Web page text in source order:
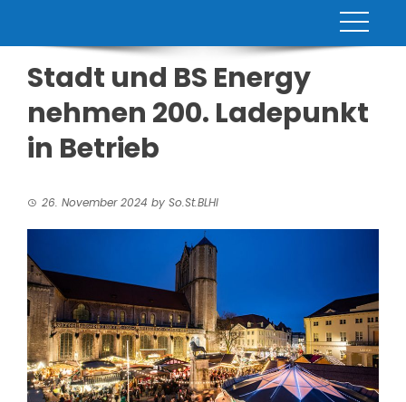
Stadt und BS Energy
nehmen 200. Ladepunkt
in Betrieb
26. November 2024 by So.St.BLHI